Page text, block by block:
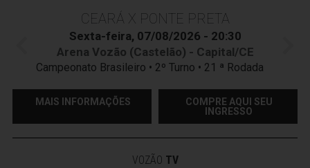
CEARÁ X PONTE PRETA
Sexta-feira, 07/08/2026 - 20:30
Arena Vozão (Castelão) - Capital/CE
Campeonato Brasileiro • 2º Turno • 21 ª Rodada
MAIS INFORMAÇÕES
COMPRE AQUI SEU
INGRESSO
VOZÃO TV